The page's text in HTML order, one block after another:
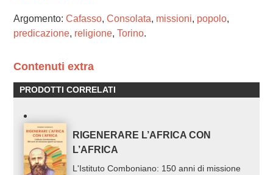
Argomento: Cafasso, Consolata, missioni, popolo,
predicazione, religione, Torino.
Contenuti extra
PRODOTTI CORRELATI
RIGENERARE L’AFRICA CON
L’AFRICA
L'Istituto Comboniano: 150 anni di missione